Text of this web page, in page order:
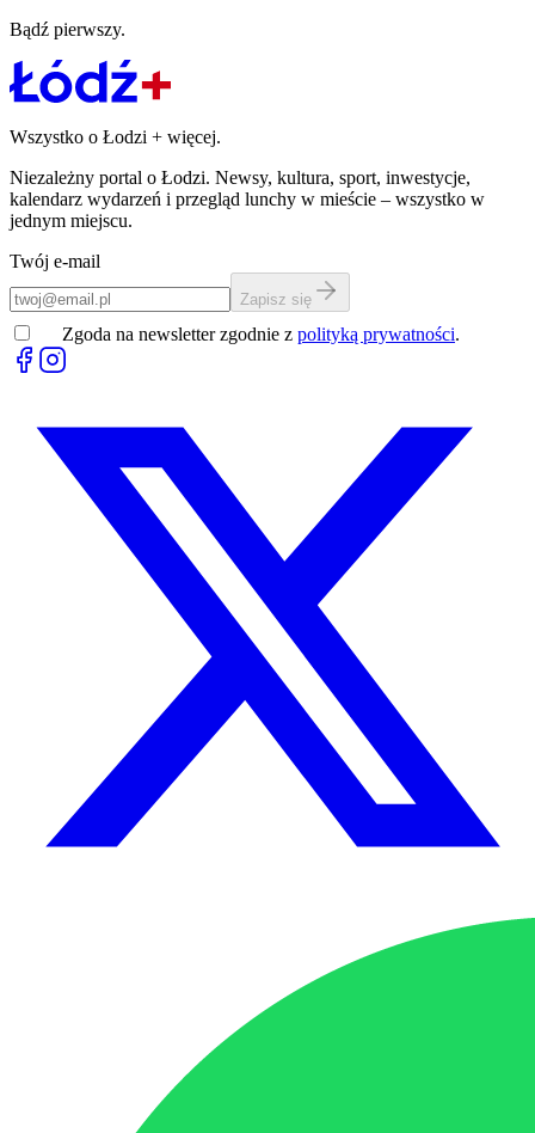
Bądź pierwszy.
Wszystko o Łodzi + więcej.
Niezależny portal o Łodzi. Newsy, kultura, sport, inwestycje,
kalendarz wydarzeń i przegląd lunchy w mieście – wszystko w
jednym miejscu.
Twój e-mail
Zapisz się
Zgoda na newsletter zgodnie z polityką prywatności.